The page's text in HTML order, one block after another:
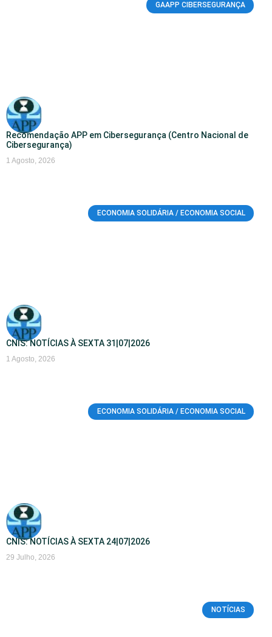
GAAPP CIBERSEGURANÇA
Recomendação APP em Cibersegurança (Centro Nacional de
Cibersegurança)
1 Agosto, 2026
ECONOMIA SOLIDÁRIA / ECONOMIA SOCIAL
CNIS: NOTÍCIAS À SEXTA 31|07|2026
1 Agosto, 2026
ECONOMIA SOLIDÁRIA / ECONOMIA SOCIAL
CNIS: NOTÍCIAS À SEXTA 24|07|2026
29 Julho, 2026
NOTÍCIAS